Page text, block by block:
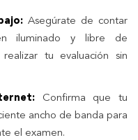
Asegúrate de contar
iluminado y libre de
tu evaluación sin
Confirma que tu
ancho de banda para
el examen.